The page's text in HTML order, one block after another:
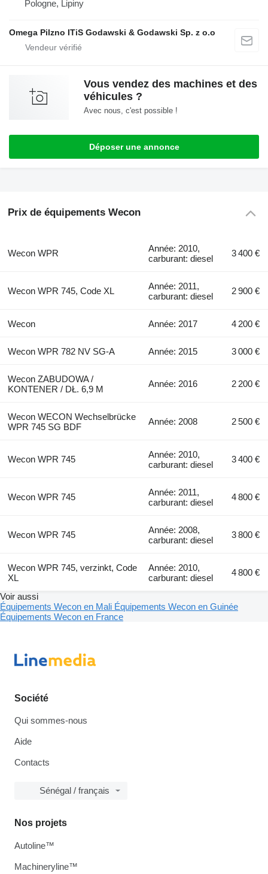
Pologne, Lipiny
Omega Pilzno ITiS Godawski & Godawski Sp. z o.o
Vous vendez des machines et des
véhicules ?
Avec nous, c'est possible !
Déposer une annonce
Prix de équipements Wecon
Wecon WPR
Année: 2010,
carburant: diesel
3 400 €
Wecon WPR 745, Code XL
Année: 2011,
carburant: diesel
2 900 €
Wecon Année: 2017 4 200 €
Wecon WPR 782 NV SG-A Année: 2015 3 000 €
Wecon ZABUDOWA /
KONTENER / DŁ. 6,9 M
Année: 2016 2 200 €
Wecon WECON Wechselbrücke
WPR 745 SG BDF
Année: 2008 2 500 €
Wecon WPR 745
Année: 2010,
carburant: diesel
3 400 €
Wecon WPR 745
Année: 2011,
carburant: diesel
4 800 €
Wecon WPR 745
Année: 2008,
carburant: diesel
3 800 €
Wecon WPR 745, verzinkt, Code
XL
Année: 2010,
carburant: diesel
4 800 €
Voir aussi
Équipements Wecon en Mali Équipements Wecon en Guinée
Équipements Wecon en France
Société
Qui sommes-nous
Aide
Contacts
Sénégal / français
Nos projets
Autoline™
Machineryline™